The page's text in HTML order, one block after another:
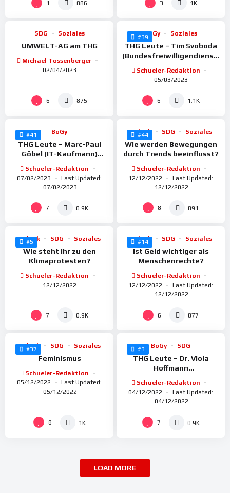
1 886 3 1K
SDG Soziales
UMWELT-AG am THG
Michael Tossenberger
02/04/2023
6 875
#39BoGy Soziales
THG Leute – Tim Svoboda
(Bundesfreiwilligendienst,
Schueler-Redaktion
05/03/2023
6 1.1K
#41
%
BoGy
THG Leute – Marc-Paul
Göbel (IT-Kaufmann)
GmbH
Schueler-Redaktion
07/02/2023
Last Updated:
07/02/2023
7 0.9K
#44
Politik SDG Soziales
Wie werden Bewegungen
durch Trends beeinflusst?
Schueler-Redaktion
12/12/2022
Last Updated:
12/12/2022
8 891
#5
%
Politik SDG Soziales
Wie steht ihr zu den
Klimaprotesten?
Schueler-Redaktion
12/12/2022
7 0.9K
#14
%
Politik SDG Soziales
Ist Geld wichtiger als
Menschenrechte?
Schueler-Redaktion
12/12/2022
Last Updated:
12/12/2022
6 877
#37
%
Politik SDG Soziales
Feminismus
Schueler-Redaktion
05/12/2022
Last Updated:
05/12/2022
8 1K
#3
%
BoGy SDG
THG Leute – Dr. Viola
Hoffmann
ation) EXPERIMENTA
Schueler-Redaktion
04/12/2022
Last Updated:
04/12/2022
7 0.9K
LOAD MORE